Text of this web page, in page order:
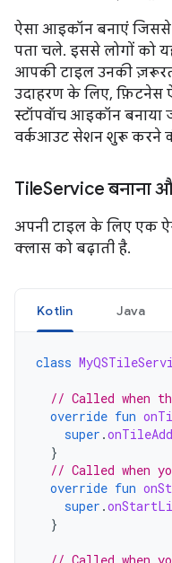
ऐसा आइकॉन बनाएं
पता चले. इससे लोगों को
आपकी टाइल उनकी
उदाहरण के लिए, फ़िटनेस
स्टॉपवॉच आइकॉन
वर्कआउट सेशन शुरू करने
TileService बनाना
अपनी टाइल के लिए एक
क्लास को बढ़ाती है.
Kotlin Java
class
// Called when
override fun
super .
}
// Called when
override fun
super .
}